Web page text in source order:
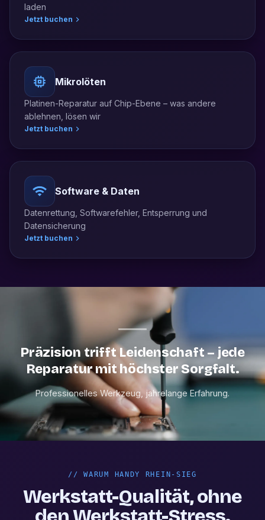
laden
Jetzt buchen
Mikrolöten
Platinen-Reparatur auf Chip-Ebene – was andere
ablehnen, lösen wir
Jetzt buchen
Software & Daten
Datenrettung, Softwarefehler, Entsperrung und
Datensicherung
Jetzt buchen
Präzision trifft Leidenschaft – jede
Reparatur mit höchster Sorgfalt.
Professionelles Werkzeug, jahrelange Erfahrung.
//WARUM HANDY RHEIN-SIEG
Werkstatt-Qualität, ohne